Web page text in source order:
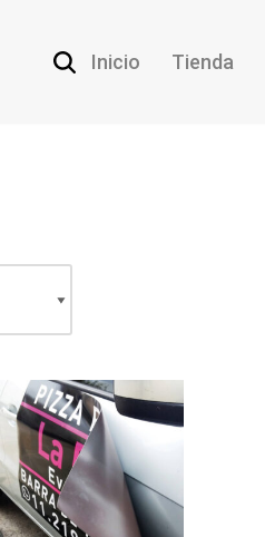
Inicio Tienda